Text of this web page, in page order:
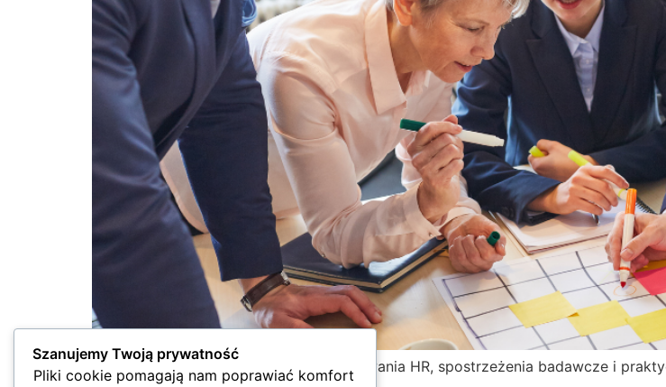
HR 2026 Węgry analizuje kluczowe wyzwania HR, spostrzeżenia badawcze i
Szanujemy Twoją prywatność
Pliki cookie pomagają nam poprawiać komfort